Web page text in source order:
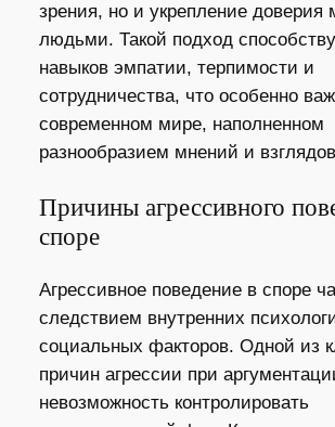
зрения, но и укрепление доверия
людьми. Такой подход
навыков эмпатии, терпимости и
сотрудничества, что особенно
современном мире, наполненном
разнообразием мнений и
Причины агрессивного
споре
Агрессивное поведение в споре
следствием внутренних
социальных факторов. Одной из
причин агрессии при
невозможность контролировать